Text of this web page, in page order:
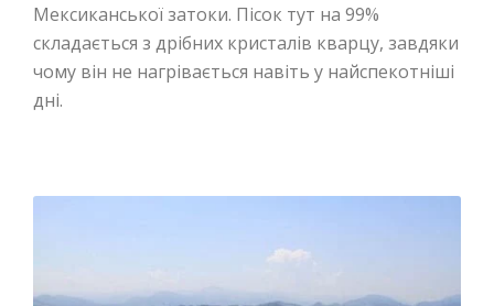
Мексиканської затоки. Пісок тут на 99%
складається з дрібних кристалів кварцу, завдяки
чому він не нагрівається навіть у найспекотніші
дні.